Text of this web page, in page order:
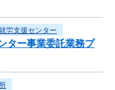
労支援センター
ター事業委託業務プ